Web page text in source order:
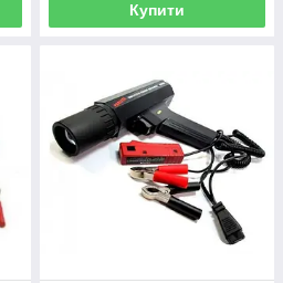
Купити